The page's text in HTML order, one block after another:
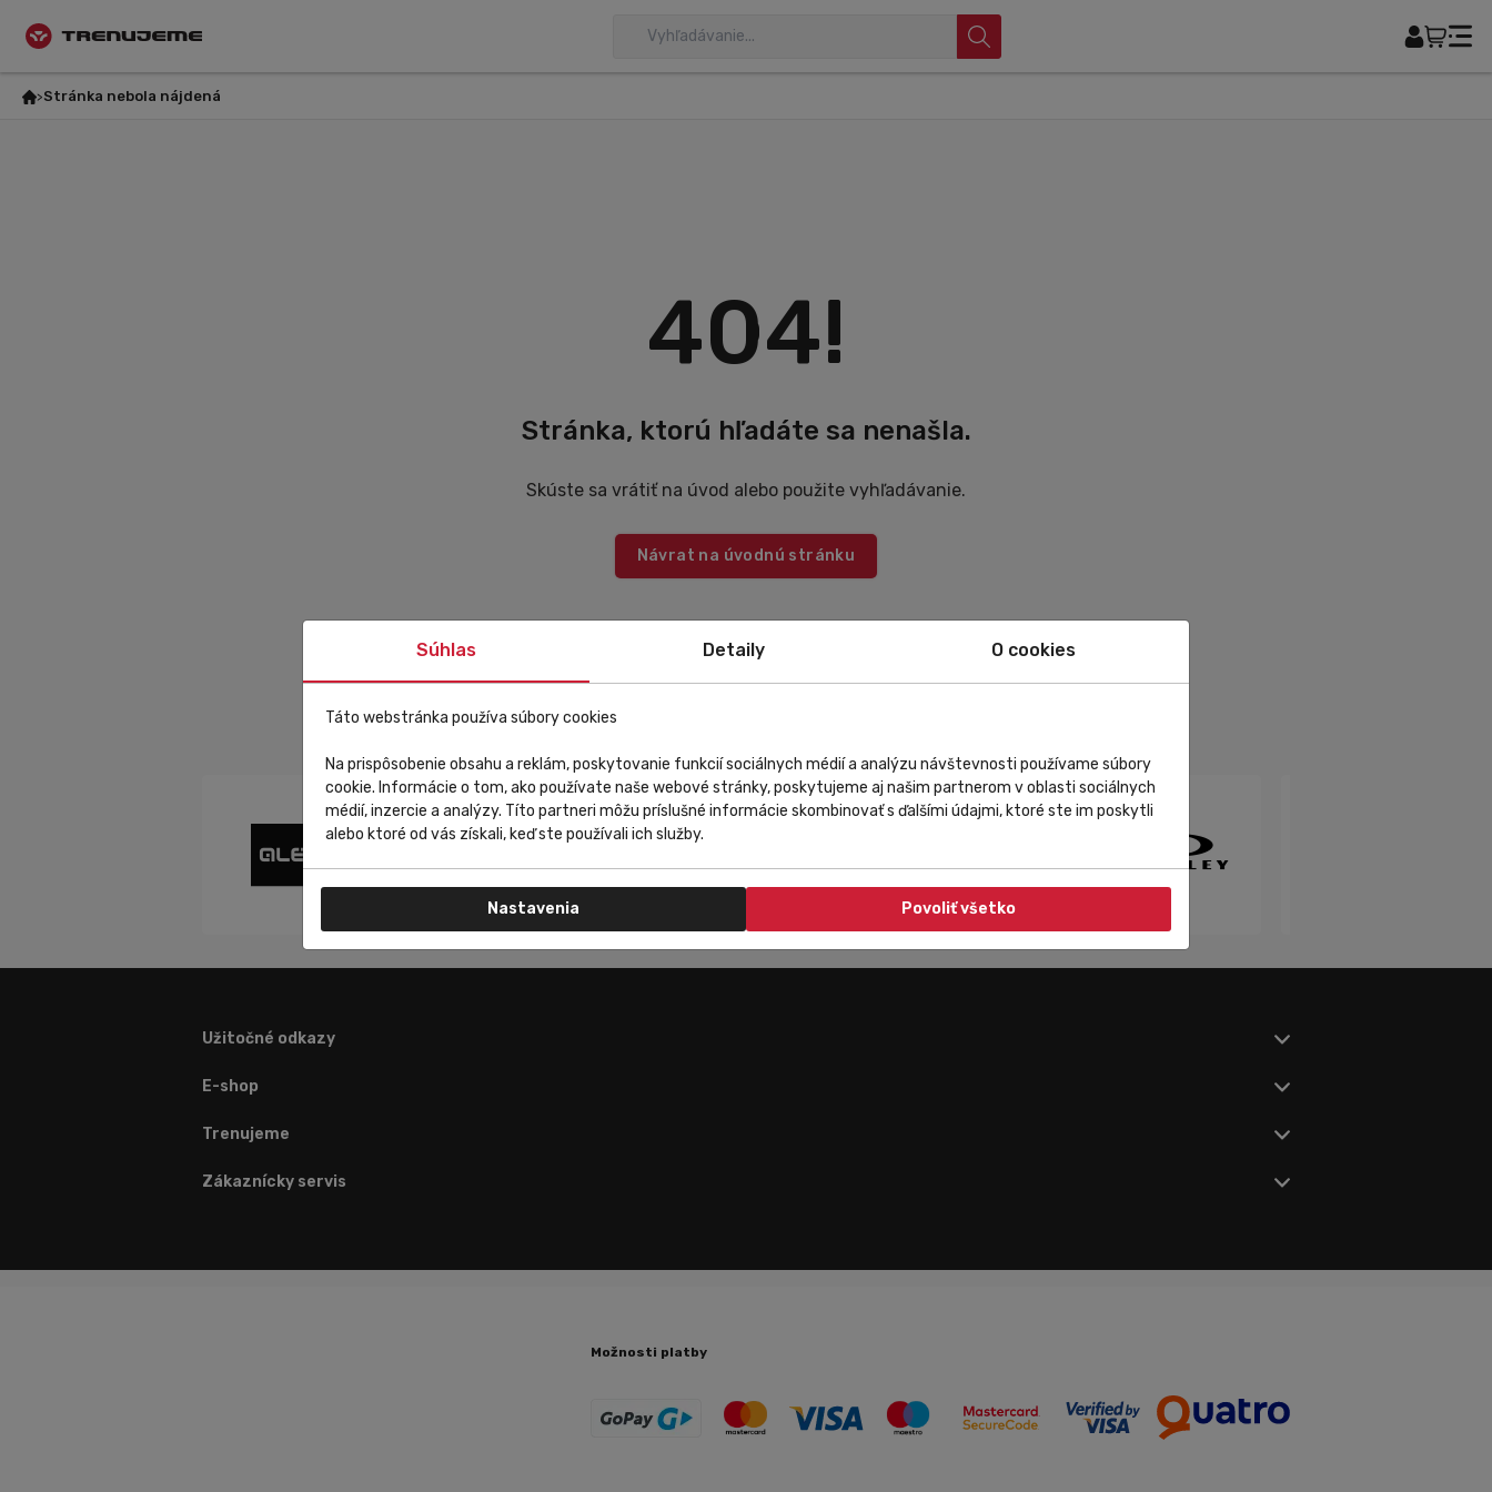
Stránka nebola nájdená
404!
Stránka, ktorú hľadáte sa nenašla.
Skúste sa vrátiť na úvod alebo použite vyhľadávanie.
Návrat na úvodnú stránku
Užitočné odkazy
E-shop
Trenujeme
Zákaznícky servis
Možnosti platby
Súhlas Detaily O cookies
Táto webstránka používa súbory cookies
Na prispôsobenie obsahu a reklám, poskytovanie funkcií sociálnych médií a analýzu návštevnosti používame súbory
cookie. Informácie o tom, ako používate naše webové stránky, poskytujeme aj našim partnerom v oblasti sociálnych
médií, inzercie a analýzy. Títo partneri môžu príslušné informácie skombinovať s ďalšími údajmi, ktoré ste im poskytli
alebo ktoré od vás získali, keď ste používali ich služby.
Nastavenia Povoliť všetko